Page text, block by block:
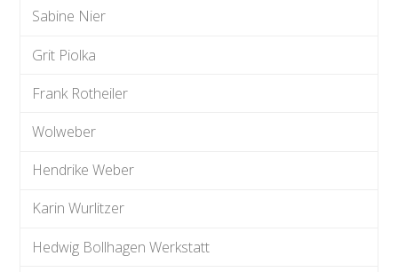
Sabine Nier
Grit Piolka
Frank Rotheiler
Wolweber
Hendrike Weber
Karin Wurlitzer
Hedwig Bollhagen Werkstatt